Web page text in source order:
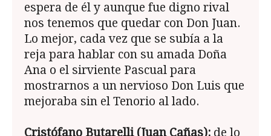
espera de él y aunque fue digno rival
nos tenemos que quedar con Don Juan.
Lo mejor, cada vez que se subía a la
reja para hablar con su amada Doña
Ana o el sirviente Pascual para
mostrarnos a un nervioso Don Luis que
mejoraba sin el Tenorio al lado.
Cristófano Butarelli (Juan Cañas): de lo